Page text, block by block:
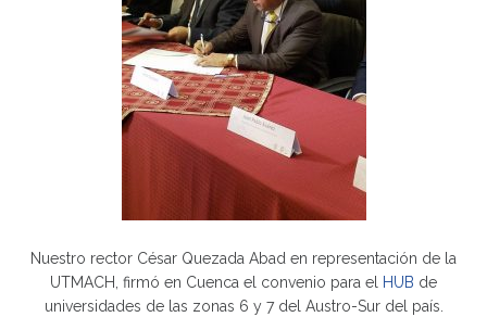
Nuestro rector César Quezada Abad en representación de la
UTMACH, firmó en Cuenca el convenio para el HUB de
universidades de las zonas 6 y 7 del Austro-Sur del país.